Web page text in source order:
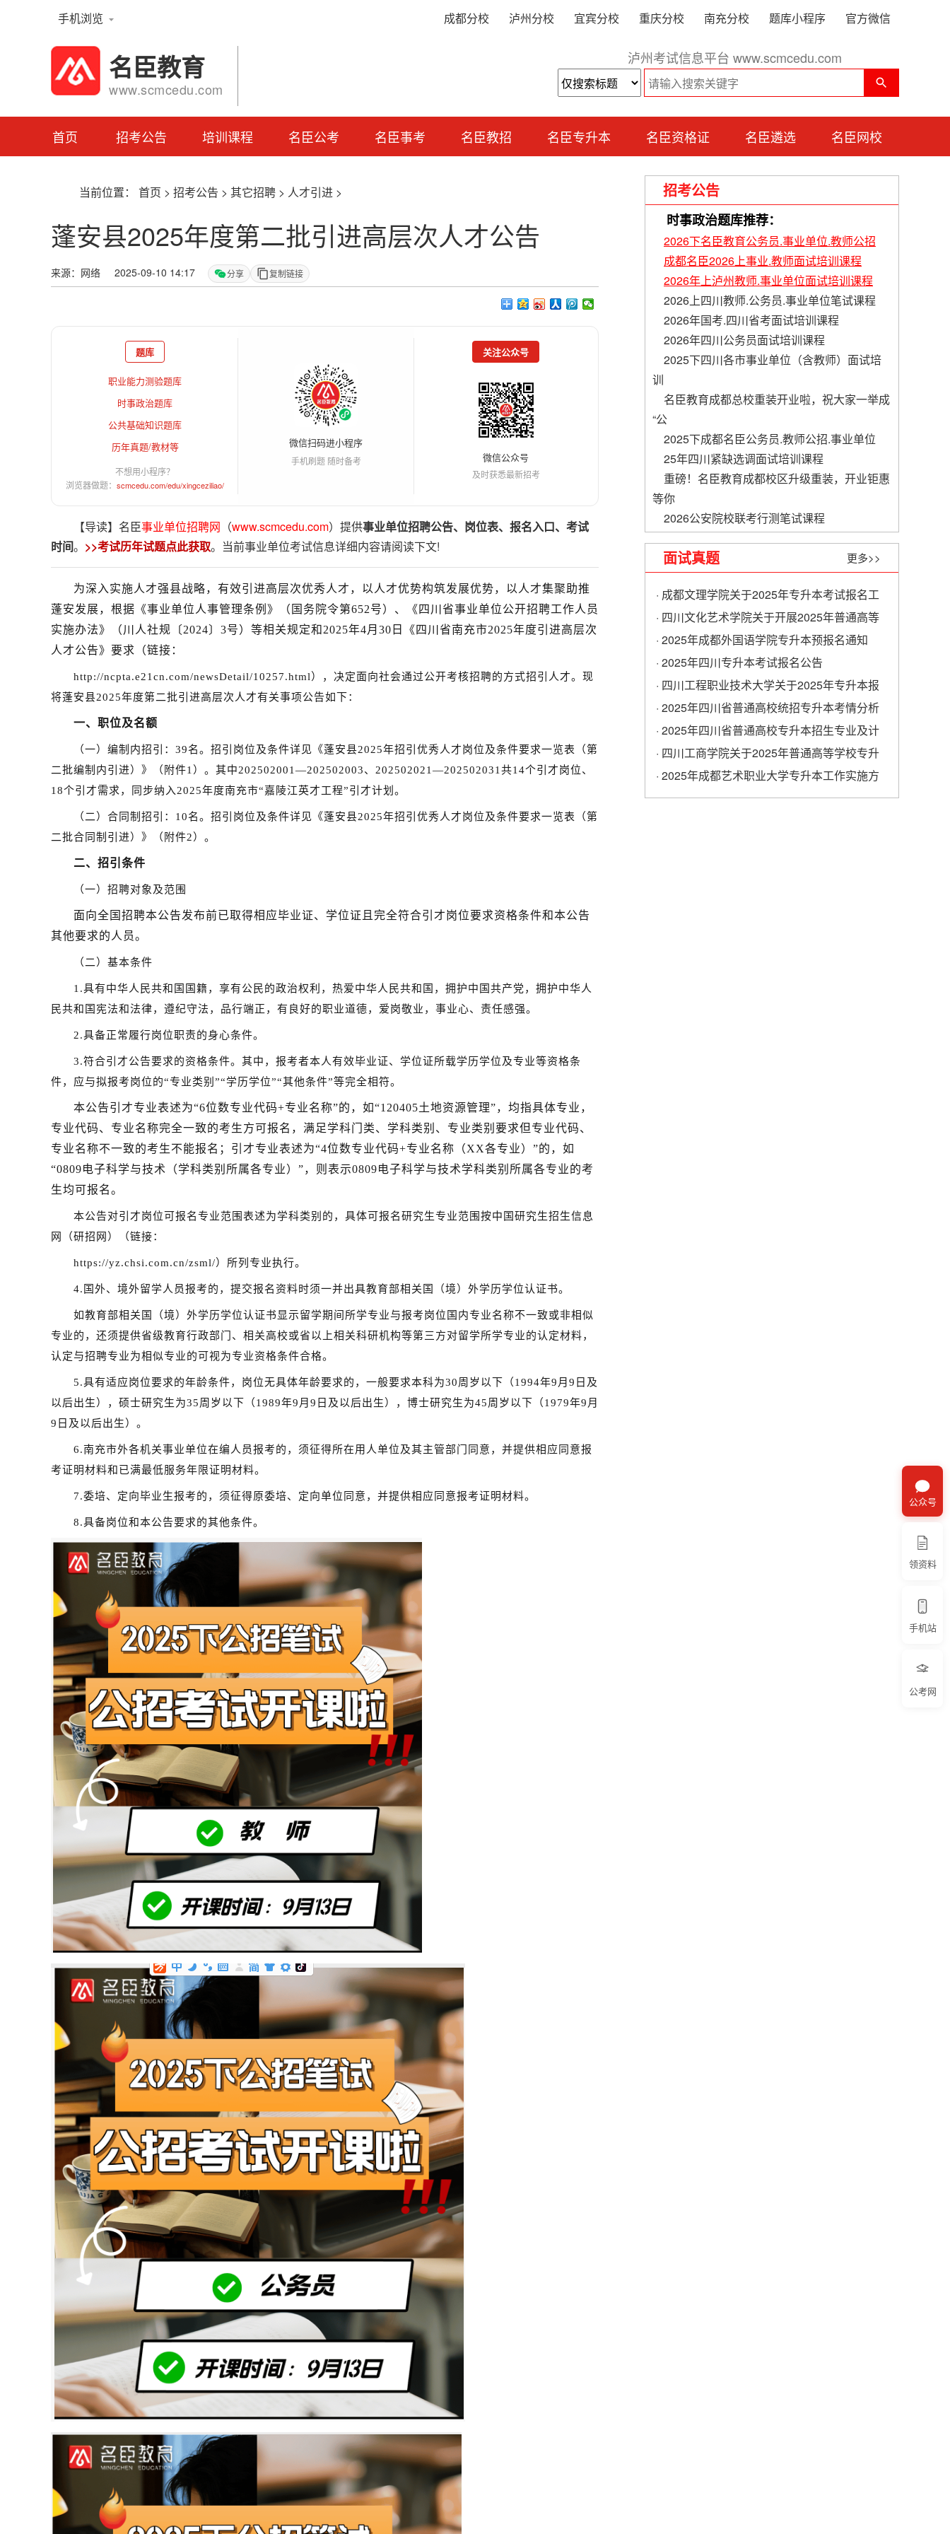
手机浏览 成都分校 泸州分校 宜宾分校 重庆分校 南充分校 题库小程序 官方微信
名臣教育
www.scmcedu.com
泸州考试信息平台 www.scmcedu.com
首页 招考公告 培训课程 名臣公考 名臣事考 名臣教招 名臣专升本 名臣资格证 名臣遴选 名臣网校
当前位置： 首页 > 招考公告 > 其它招聘 > 人才引进 >
蓬安县2025年度第二批引进高层次人才公告
来源：网络 2025-09-10 14:17 分享 复制链接
题库
职业能力测验题库
时事政治题库
公共基础知识题库
历年真题/教材等
不想用小程序？
浏览器做题：scmcedu.com/edu/xingceziliao/
微信扫码进小程序
手机刷题 随时备考
关注公众号
微信公众号
及时获悉最新招考
【导读】名臣事业单位招聘网 （www.scmcedu.com）提供事业单位招聘公告、岗位表、报名入口、考试
时间。 >>考试历年试题点此获取。当前事业单位考试信息详细内容请阅读下文!
为深入实施人才强县战略，有效引进高层次优秀人才，以人才优势构筑发展优势，以人才集聚助推
蓬安发展，根据《事业单位人事管理条例》（国务院令第652号）、
《四川省事业单位公开招聘工作人员
实施办法》（川人社规〔2024〕3号） 等相关规定和 2025年4月 30 日《四川省南充市2025年度引进高层次
人才公告》要求（链接：
http://ncpta.e21cn.com/newsDetail/10257.html） ， 决定面向社会通过公开考核招聘的方式招引人才。现
将蓬安县2025年度第二批引进高层次人才有关事项公告如下：
一、职位及名额
（一）编制内招引 ： 39名。 招引 岗位 及条件详见《蓬安县2025年招引优秀人才岗位及条件要求一览表（ 第
二批编制内引进） 》（附件1）。 其中202502001 —202502003、202502021 —202502031 共14个引才岗位、
18个引才需求 ，同步纳入2025年度南充市“嘉陵江英才工程”引才计划。
（二）合同制招引 ： 10名。 招引岗位 及条件详见 《蓬安县2025年招引优秀人才岗位及条件要求一览表（ 第
二批合同制 引进） 》 （附件2）。
二、招引条件
（一）招聘对象及范围
面向全国招聘本公告发布前已取得相应毕业证、学位证且完全符合引才岗位要求资格条件和本公告
其他要求的人员。
（二 ）基本条件
1 .具有中华人民共和国国籍，享有公民的政治权利 ，热爱中华人民共和国，拥护中国共产党，拥护中华人
民共和国宪法和法律，遵纪守法，品行端正， 有良好的职业道德， 爱岗敬业，事业心、责任感强。
2.具备正常履行岗位职责的身心条件。
3.符合引才公告要求的资格条件。 其中，报考者本人有效毕业证、学位证所载学历学位及专业等资格条
件，应与拟报考岗位的“专业类别 ”“学历学位”“其他条件”等完全相符。
本公告引才专业表述为“6位数专业代码+专业名称”的，如“120405土地资源管理”，均指具体专业，
专业代码、专业名称完全一致的考生方可报名，满足学科门类、学科类别、专业类别要求但专业代码、
专业名称不一致的考生不能报名；引才专业表述为“4位数专业代码+专业名称（XX各专业）”的，如
“0809电子科学与技术（学科类别所属各专业）”，则表示0809电子科学与技术学科类别所属各专业的考
生均可报名。
本公告对引才岗位可报名专业范围表述为学科类别 的， 具体可报名研究生专业范围按中国研究生招生信息
网（研招网）（链接：
https://yz.chsi.com.cn/zsml/）所列专业执行。
4. 国外、境外留学人员报考的， 提交报名资料时须一并出具教育部相关国（境 ） 外学历学位认证书。
如教育部相关国（境）外学历学位认证书显示留学期间所学专业与报考岗位国内专业名称不一致或非相似
专业的，还须提供省级教育行政部门、相关高校或省以上相关科研机构等第三方对留学所学专业的认定材料，
认定与招聘专业为相似专业的可视为专业资格条件合格。
5.具有适应岗位要求的年龄条件，岗位无具体年龄要求的，一般要求本科为30周岁以下（1994年9 月 9 日 及
以后出生），硕士研究生为35周岁以下（1989年9 月 9 日 及以后出生），博士研究生为45周岁以下（1979年9 月
9 日 及以后出生） 。
6.南充市外各机关事业单位在编人员报考的， 须征得所在用人单位 及其主管部门 同意 ， 并提供相应同意报
考证明材料和已满最低服务年限证明材料。
7.委培、定向毕业生报考的， 须征得原委培、定向单位同意 ， 并提供相应同意报考证明材料。
8.具备岗位和本公告要求的其他条件。
招考公告
时事政治题库推荐：
2026下名臣教育公务员.事业单位.教师公招
成都名臣2026上事业.教师面试培训课程
2026年上泸州教师.事业单位面试培训课程
2026上四川教师.公务员.事业单位笔试课程
2026年国考.四川省考面试培训课程
2026年四川公务员面试培训课程
2025下四川各市事业单位（含教师）面试培
训
名臣教育成都总校重装开业啦，祝大家一举成
“公
2025下成都名臣公务员.教师公招.事业单位
​25年四川紧缺选调面试培训课程
重磅！名臣教育成都校区升级重装，开业钜惠
等你
2026公安院校联考行测笔试课程
面试真题 更多>>
· 成都文理学院关于2025年专升本考试报名工
作的通知
· 四川文化艺术学院关于开展2025年普通高等
学校专升本考试报名工作的通知
· 2025年成都外国语学院专升本预报名通知
· 2025年四川专升本考试报名公告
· 四川工程职业技术大学关于2025年专升本报
名的通知
· 2025年四川省普通高校统招专升本考情分析
· 2025年四川省普通高校专升本招生专业及计
划
· ​四川工商学院关于2025年普通高等学校专升
本考试报名工作的通知
· 2025年成都艺术职业大学专升本工作实施方
案
公众号
领资料
手机站
公考网